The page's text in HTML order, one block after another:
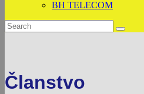
BH TELECOM
Članstvo